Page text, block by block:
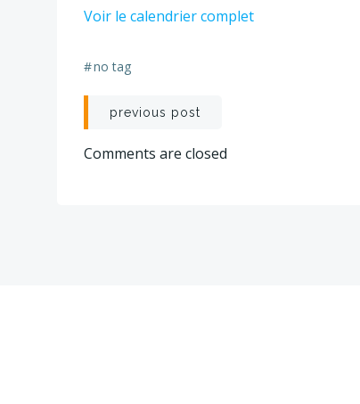
2
2
Voir le calendrier complet
#no tag
Navigation
de
previous post
Comments are closed